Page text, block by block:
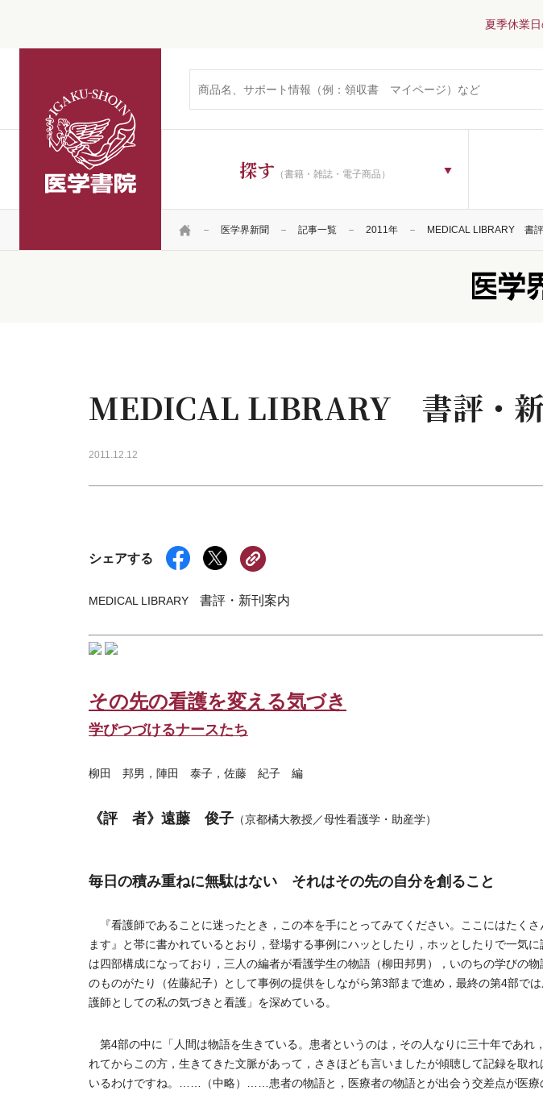
夏季休業
探す （書籍・雑誌・電子商品）
HOME 医学界新聞 記事一覧 2011年 MEDICAL LIBRARY 書
MEDICAL LIBRARY 書評・
2011.12.12
シェアする
MEDICAL LIBRARY 書評・新刊案内
その先の看護を変える気づき
学びつづけるナースたち
柳田 邦男，陣田 泰子，佐藤 紀子 編
《評 者》遠藤 俊子 （京都橘大教授／母性看護学・助産学）
毎日の積み重ねに無駄はない それはその先の自分を創ること
『看護師であることに迷ったとき，この本を手にとってみてください。ここにはたく
ます』と帯に書かれているとおり，登場する事例にハッとしたり，ホッとしたりで一気
は四部構成になっており，三人の編者が看護学生の物語（柳田邦男），いのちの学びの
のものがたり（佐藤紀子）として事例の提供をしながら第3部まで進め，最終の第4部で
護師としての私の気づきと看護」を深めている。
第4部の中に「人間は物語を生きている。患者というのは，その人なりに三十年であれ
れてからこの方，生きてきた文脈があって，さきほども言いましたが傾聴して記録を取
いるわけですね。……（中略）……患者の物語と，医療者の物語とが出会う交差点が医療